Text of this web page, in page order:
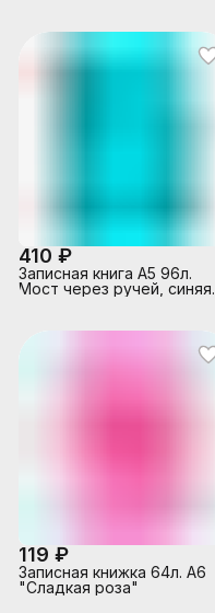
410 ₽
Записная книга А5 96л.
Мост через ручей, синяя,
119 ₽
Записная книжка 64л. А6
"Сладкая роза"